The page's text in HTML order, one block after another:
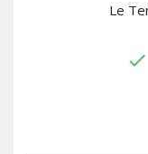
Le
done